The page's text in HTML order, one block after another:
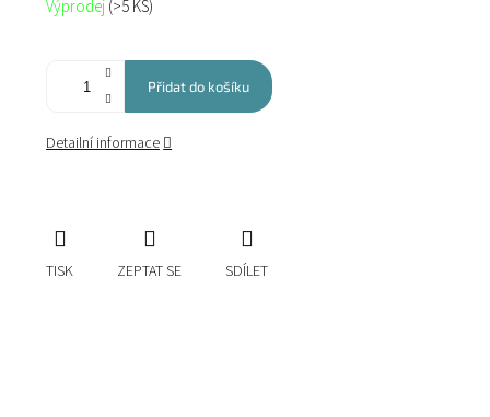
cena:
Výprodej(>5 KS)
Přidat do košíku
Detailní informace
TISK ZEPTAT SE SDÍLET